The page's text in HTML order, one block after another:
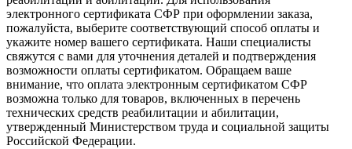
электронного сертификата СФР при оформлении заказа,
пожалуйста, выберите соответствующий способ оплаты и
укажите номер вашего сертификата. Наши специалисты
свяжутся с вами для уточнения деталей и подтверждения
возможности оплаты сертификатом. Обращаем ваше
внимание, что оплата электронным сертификатом СФР
возможна только для товаров, включенных в перечень
технических средств реабилитации и абилитации,
утвержденный Министерством труда и социальной защиты
Российской Федерации.